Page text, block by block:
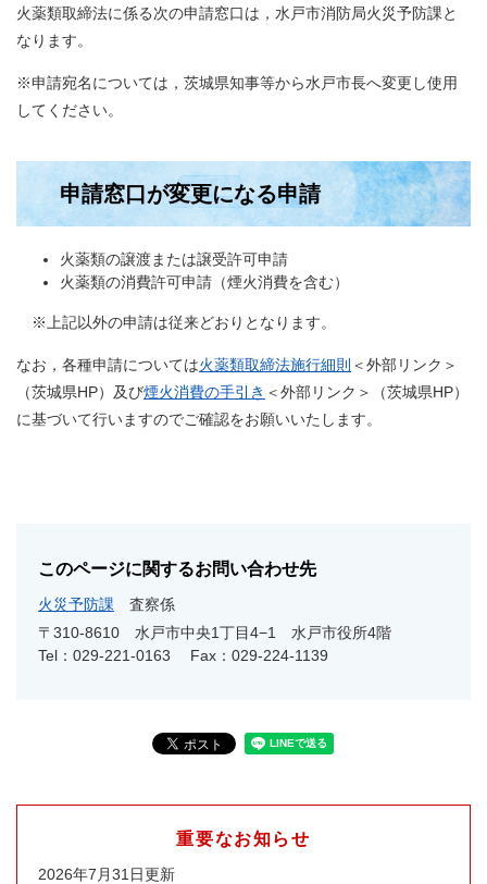
火薬類取締法に係る次の申請窓口は，水戸市消防局火災予防課と
なります。
※申請宛名については，茨城県知事等から水戸市長へ変更し使用
してください。
申請窓口が変更になる申請
火薬類の譲渡または譲受許可申請
火薬類の消費許可申請（煙火消費を含む）
※上記以外の申請は従来どおりとなります。
なお，各種申請については火薬類取締法施行細則 ＜外部リンク＞
（茨城県HP）及び煙火消費の手引き ＜外部リンク＞
（茨城県HP）
に基づいて行いますのでご確認をお願いいたします。
このページに関するお問い合わせ先
火災予防課
査察係
〒310-8610
水戸市中央1丁目4−1 水戸市役所4階
Tel：029-221-0163
Fax：029-224-1139
重要なお知らせ
2026年7月31日更新